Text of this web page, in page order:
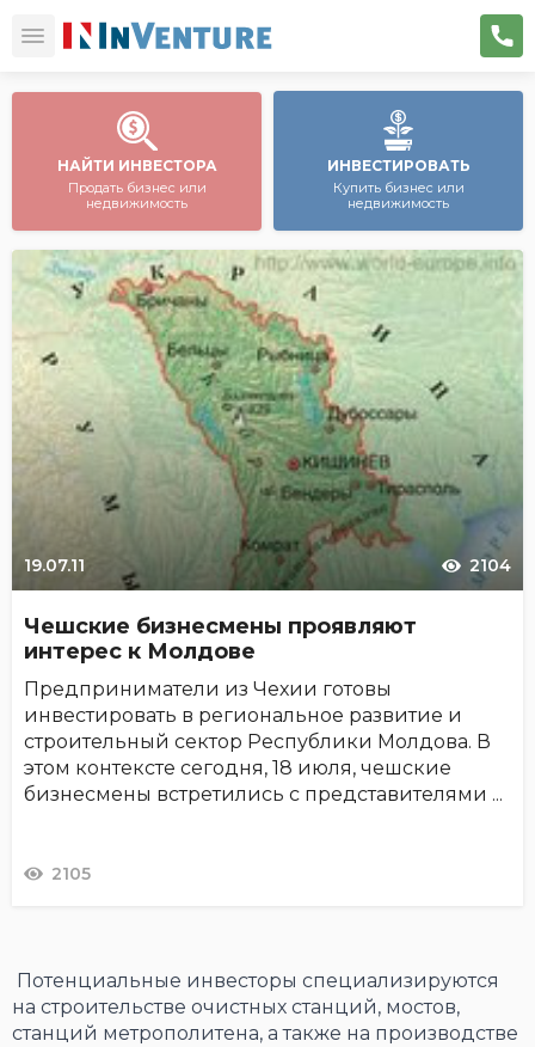
НАЙТИ ИНВЕСТОРА
Продать бизнес или
недвижимость
ИНВЕСТИРОВАТЬ
Купить бизнес или
недвижимость
19.07.11 2104
Чешские бизнесмены проявляют
интерес к Молдове
Предприниматели из Чехии готовы
инвестировать в региональное развитие и
строительный сектор Республики Молдова. В
этом контексте сегодня, 18 июля, чешские
бизнесмены встретились с представителями ...
2105
Потенциальные инвесторы специализируются
на строительстве очистных станций, мостов,
станций метрополитена, а также на производстве